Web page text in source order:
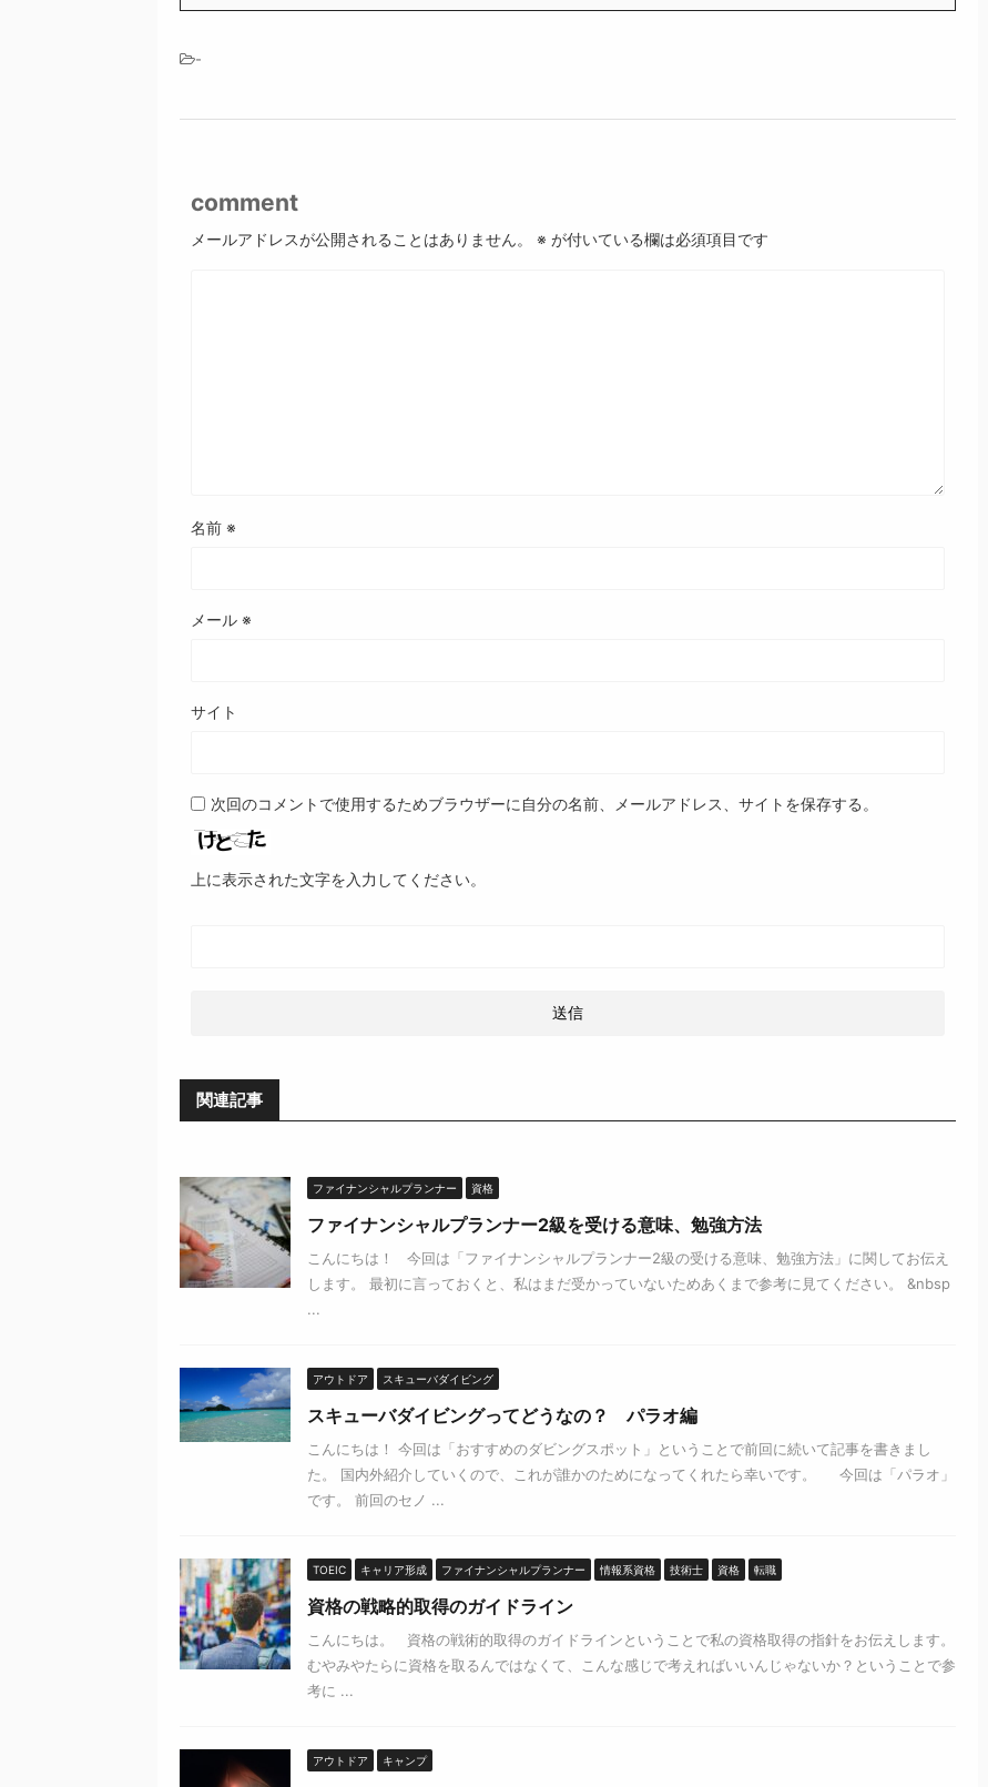
-
comment
メールアドレスが公開されることはありません。 ※ が付いている欄は必須項目です
名前 ※
メール ※
サイト
次回のコメントで使用するためブラウザーに自分の名前、メールアドレス、サイトを保存する。
上に表示された文字を入力してください。
関連記事
ファイナンシャルプランナー 資格
ファイナンシャルプランナー2級を受ける意味、勉強方法
こんにちは！ 今回は「ファイナンシャルプランナー2級の受ける意味、勉強方法」に関してお伝え
します。 最初に言っておくと、私はまだ受かっていないためあくまで参考に見てください。 &nbsp
...
アウトドア スキューバダイビング
スキューバダイビングってどうなの？ パラオ編
こんにちは！ 今回は「おすすめのダビングスポット」ということで前回に続いて記事を書きまし
た。 国内外紹介していくので、これが誰かのためになってくれたら幸いです。 今回は「パラオ」
です。 前回のセノ ...
TOEIC キャリア形成 ファイナンシャルプランナー 情報系資格 技術士 資格 転職
資格の戦略的取得のガイドライン
こんにちは。 資格の戦術的取得のガイドラインということで私の資格取得の指針をお伝えします。
むやみやたらに資格を取るんではなくて、こんな感じで考えればいいんじゃないか？ということで参
考に ...
アウトドア キャンプ